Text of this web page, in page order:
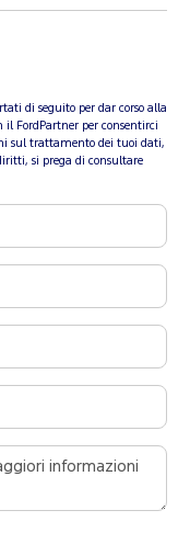
di seguito per dar corso alla
il FordPartner per consentirci
sul trattamento dei tuoi dati,
si prega di consultare